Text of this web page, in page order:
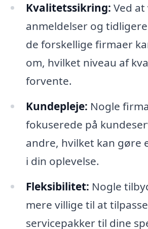
Kvalitetssikring: Ved
anmeldelser og
de forskellige firmaer
om, hvilket niveau af
forvente.
Kundepleje: Nogle
fokuserede på
andre, hvilket kan gøre
i din oplevelse.
Fleksibilitet: Nogle
mere villige til at
servicepakker til dine